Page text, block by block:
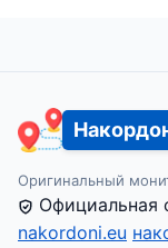
Оригинальный
Официальная
nakordoni.eu